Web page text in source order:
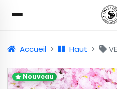
Accueil Haut
Nouveau